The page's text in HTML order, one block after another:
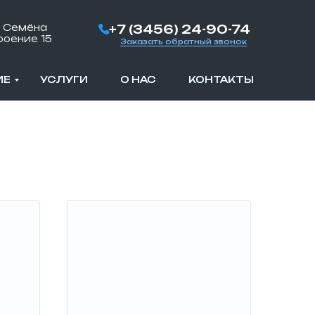
Семёна
15
КОНТАКТЫ
КОНТАКТЫ
О НАС
О НАС
+7 (3456) 24-90-74
Заказать обратный звонок
УСЛУГИ
УСЛУГИ